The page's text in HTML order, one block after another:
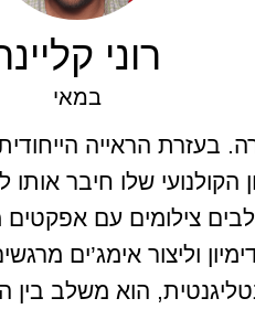
רוני
במאי
בעזרת הראייה
הקולנועי שלו חיבר
עם אפקטים
וליצור אימג’ים
הוא משלב בין